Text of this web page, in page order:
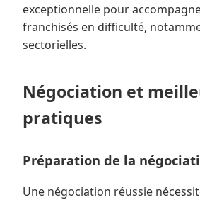
exceptionnelle pour
franchisés en difficulté,
sectorielles.
Négociation et
pratiques
Préparation de la
Une négociation réussie